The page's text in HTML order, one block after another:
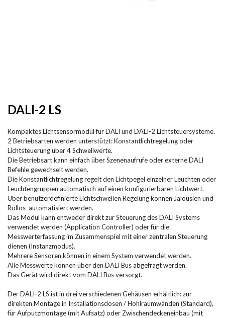
DALI-2 LS
Kompaktes Lichtsensormodul für DALI und DALI-2 Lichtsteuersysteme.
2 Betriebsarten werden unterstützt: Konstantlichtregelung oder
Lichtsteuerung über 4 Schwellwerte.
Die Betriebsart kann einfach über Szenenaufrufe oder externe DALI
Befehle gewechselt werden.
Die Konstantlichtregelung regelt den Lichtpegel einzelner Leuchten oder
Leuchtengruppen automatisch auf einen konfigurierbaren Lichtwert.
Über benutzerdefinierte Lichtschwellen Regelung können Jalousien und
Rollos automatisiert werden.
Das Modul kann entweder direkt zur Steuerung des DALI Systems
verwendet werden (Application Controller) oder für die
Messwerterfassung im Zusammenspiel mit einer zentralen Steuerung
dienen (Instanzmodus).
Mehrere Sensoren können in einem System verwendet werden.
Alle Messwerte können über den DALI Bus abgefragt werden.
Das Gerät wird direkt vom DALI Bus versorgt.
Der DALI-2 LS ist in drei verschiedenen Gehäusen erhältlich: zur
direkten Montage in Installationsdosen / Hohlraumwänden (Standard),
für Aufputzmontage (mit Aufsatz) oder Zwischendeckeneinbau (mit